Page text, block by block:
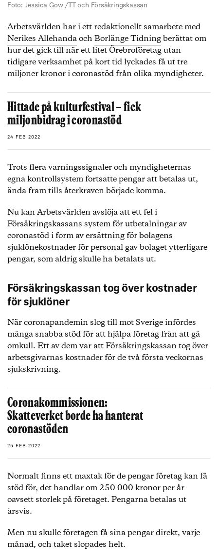
Foto: Jessica Gow /TT och Försäkringskassan
Arbetsvärlden har i ett redaktionellt samarbete med
Nerikes Allehandaoch Borlänge Tidningberättat om
hur det gick till när ett litet Örebroföretag utan
tidigare verksamhet på kort tid lyckades få ut tre
miljoner kronor i coronastöd från olika myndigheter.
Hittade på kulturfestival – fick
miljonbidrag i coronastöd
24 FEB 2022
Trots flera varningssignaler och myndigheternas
egna kontrollsystem fortsatte pengar att betalas ut,
ända fram tills återkraven började komma.
Nu kan Arbetsvärlden avslöja att ett fel i
Försäkringskassans system för utbetalningar av
coronastöd i form av ersättning för bolagens
sjuklönekostnader för personal gav bolaget ytterligare
pengar, som aldrig skulle ha betalats ut.
Försäkringskassan tog över kostnader
för sjuklöner
När coronapandemin slog till mot Sverige infördes
många snabba stöd för att hjälpa företag från att gå
omkull. Ett av dem var att Försäkringskassan tog över
arbetsgivarnas kostnader för de två första veckornas
sjukskrivning.
Coronakommissionen:
Skatteverket borde ha hanterat
coronastöden
25 FEB 2022
Normalt finns ett maxtak för de pengar företag kan få
stöd för, det handlar om 250 000 kronor per år
oavsett storlek på företaget. Pengarna betalas ut
årsvis.
Men nu skulle företagen få sina pengar direkt, varje
månad, och taket slopades helt.